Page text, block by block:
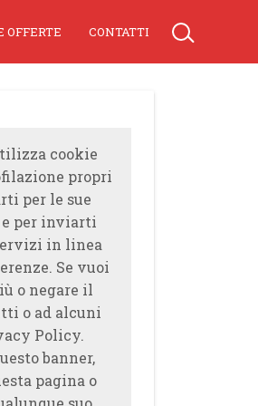
OFFERTE CONTATTI
cookie
propri
per le sue
per inviarti
in linea
Se vuoi
o negare il
o ad alcuni
Policy.
banner,
pagina o